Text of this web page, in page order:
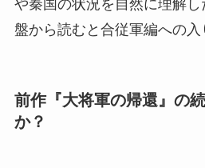
や秦国の状況を自然に理解
盤から読むと合従軍編への入
前作『大将軍の帰還』の
か？